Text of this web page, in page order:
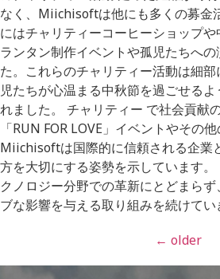
なく、Miichisoftは他にも多くの募金
にはチャリティーコーヒーショップ
ランタン制作イベントや孤児たちへ
た。これらのチャリティー活動は細
児たちが心温まる中秋節を過ごせる
れました。 チャリティー で社会貢献
「RUN FOR LOVE」イベントやその
Miichisoftは国際的に信頼される企業
方を大切にする姿勢を示しています
クノロジー分野での革新にとどまら
ブな影響を与える取り組みを続けてい
← older